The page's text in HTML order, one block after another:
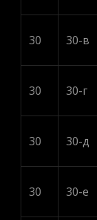
30 30-в
30 30-г
30 30-д
30 30-е